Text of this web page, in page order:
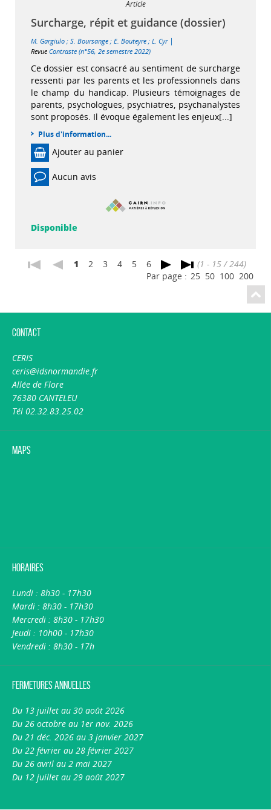
Article
Surcharge, répit et guidance (dossier)
M. Gargiulo ; S. Boursange ; E. Bouteyre ; L. Cyr |
Revue Contraste (n°56, 2e semestre 2022)
Ce dossier est consacré au sentiment de surcharge
ressenti par les parents et les professionnels dans
le champ du handicap. Plusieurs témoignages de
parents, psychologues, psychiatres, psychanalystes
sont proposés. Il évoque également les enjeux[...]
Plus d'information...
Ajouter au panier
Aucun avis
Disponible
1 2 3 4 5 6
(1 - 15 / 244)
Par page : 25 50 100 200
Contact
CERIS
ceris@idsnormandie.fr
Allée de Flore
76380 CANTELEU
Tél 02.32.83.25.02
Maps
Horaires
Lundi : 8h30 - 17h30
Mardi : 8h30 - 17h30
Mercredi : 8h30 - 17h30
Jeudi : 10h00 - 17h30
Vendredi : 8h30 - 17h
Fermetures annuelles
Du 13 juillet au 30 août 2026
Du 26 octobre au 1er nov. 2026
Du 21 déc. 2026 au 3 janvier 2027
Du 22 février au 28 février 2027
Du 26 avril au 2 mai 2027
Du 12 juillet au 29 août 2027